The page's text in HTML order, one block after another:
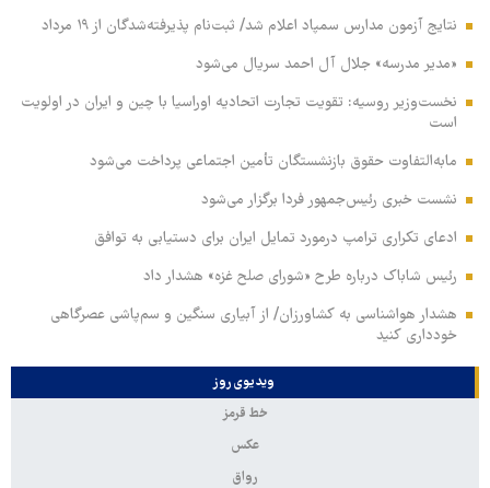
نتایج آزمون مدارس سمپاد اعلام شد/ ثبت‌نام پذیرفته‌شدگان از ۱۹ مرداد
«مدیر مدرسه» جلال آل احمد سریال می‌شود
نخست‌وزیر روسیه:‌ تقویت تجارت اتحادیه اوراسیا با چین و ایران در اولویت
است
مابه‌التفاوت حقوق بازنشستگان تأمین اجتماعی پرداخت می‌شود
نشست خبری رئیس‌جمهور فردا برگزار می‌شود
ادعای تکراری ترامپ درمورد تمایل ایران برای دستیابی به توافق
رئیس شاباک درباره طرح «شورای صلح غزه» هشدار داد
هشدار هواشناسی به کشاورزان/ از آبیاری سنگین و سم‌پاشی عصرگاهی
خودداری کنید
ویدیوی روز
خط قرمز
عکس
رواق